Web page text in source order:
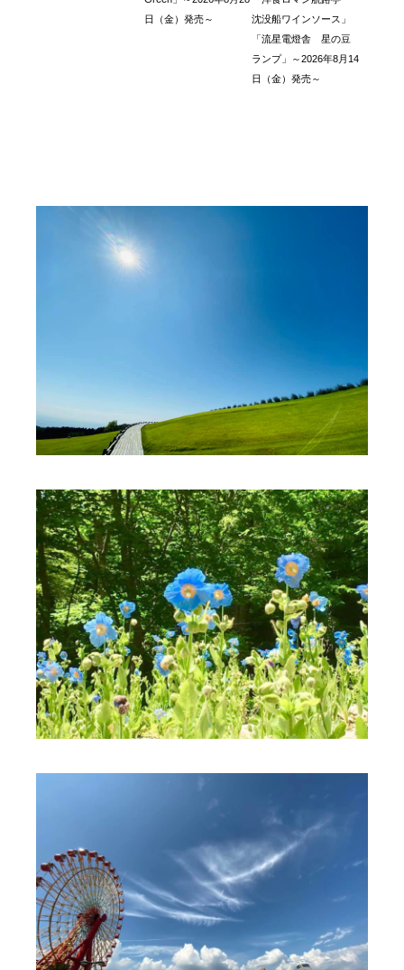
日（金）発売～
沈没船ワインソース」
「流星電燈舎 星の豆
ランプ」～2026年8月14
日（金）発売～